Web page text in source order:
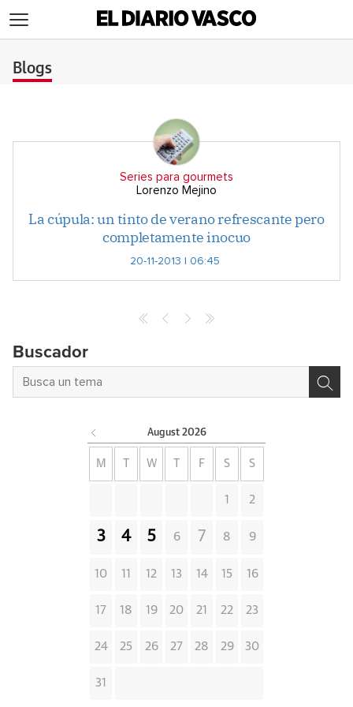
Blogs
Series para gourmets
Lorenzo Mejino
La cúpula: un tinto de verano refrescante pero
completamente inocuo
20-11-2013 | 06:45
Buscador
August 2026
M W F S S
1 2
3 4 5 6 7 8 9
10 11 12 13 14 15 16
17 18 19 20 21 22 23
24 25 26 27 28 29 30
31